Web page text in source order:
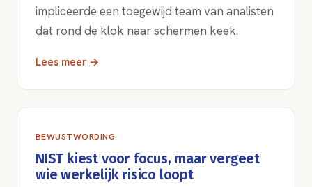
impliceerde een toegewijd team van analisten
dat rond de klok naar schermen keek.
Lees meer →
BEWUSTWORDING
NIST kiest voor focus, maar vergeet
wie werkelijk risico loopt